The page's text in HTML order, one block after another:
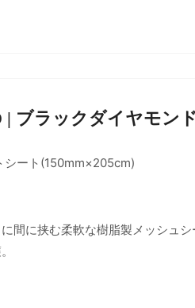
ブラックダイヤモン
シート(150mm×205cm)
間に挟む柔軟な樹脂製メッシュシ